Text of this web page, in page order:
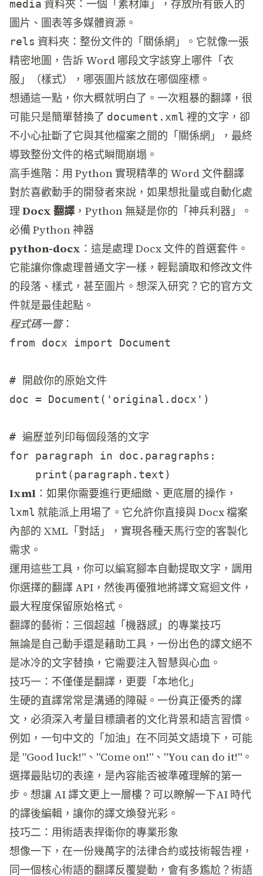
media 資料夾：一個「素材庫」，存放所有嵌入的
圖片、圖表等多媒體資源。
rels 資料夾：整份文件的「關係網」。它就像一張
精密地圖，告訴 Word 哪段文字該穿上哪件「衣
服」（樣式），哪張圖片該放在哪個座標。
想通這一點，你大概就明白了。一次粗暴的翻譯，很
可能只是簡單替換了 document.xml 裡的文字，卻
不小心扯斷了它與其他檔案之間的「關係網」，最終
導致整份文件的格式瞬間崩塌。
高手進階：用 Python 實現精準的 Word 文件翻譯
對於喜歡動手的開發者來說，如果想批量或自動化處
理Docx 翻譯 ，Python 無疑是你的「神兵利器」。
必備 Python 神器
python-docx ：這是處理 Docx 文件的首選套件。
它能讓你像處理普通文字一樣，輕鬆讀取和修改文件
的段落、樣式，甚至圖片。想深入研究？它的官方文
件就是最佳起點。
程式碼一瞥：
from docx import Document
# 開啟你的原始文件
doc = Document('original.docx')
# 遍歷並列印每個段落的文字
for paragraph in doc.paragraphs:
lxml ：如果你需要進行更細緻、更底層的操作，
lxml 就能派上用場了。它允許你直接與 Docx 檔案
內部的 XML「對話」，實現各種天馬行空的客製化
需求。
運用這些工具，你可以編寫腳本自動提取文字，調用
你選擇的翻譯 API，然後再優雅地將譯文寫迴文件，
最大程度保留原始格式。
翻譯的藝術：三個超越「機器感」的專業技巧
無論是自己動手還是藉助工具，一份出色的譯文絕不
是冰冷的文字替換，它需要注入智慧與心血。
技巧一：不僅僅是翻譯，更要「本地化」
生硬的直譯常常是溝通的障礙。一份真正優秀的譯
文，必須深入考量目標讀者的文化背景和語言習慣。
例如，一句中文的「加油」在不同英文語境下，可能
是 "Good luck!"、"Come on!"、"You can do it!"。
選擇最貼切的表達，是內容能否被準確理解的第一
步。想讓 AI 譯文更上一層樓？可以瞭解一下AI 時代
的譯後編輯 ，讓你的譯文煥發光彩。
技巧二：用術語表捍衛你的專業形象
想像一下，在一份幾萬字的法律合約或技術報告裡，
同一個核心術語的翻譯反覆變動，會有多尷尬？術語